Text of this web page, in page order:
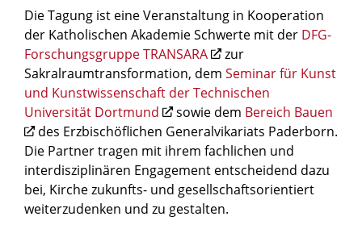
Die Tagung ist eine Veranstaltung in Kooperation
der Katholischen Akademie Schwerte mit der DFG-
Forschungsgruppe TRANSARA
zur
Sakralraumtransformation, dem Seminar für Kunst
und Kunstwissenschaft der Technischen
Universität Dortmund
sowie dem Bereich Bauen
des Erzbischöflichen Generalvikariats Paderborn.
Die Partner tragen mit ihrem fachlichen und
interdisziplinären Engagement entscheidend dazu
bei, Kirche zukunfts- und gesellschaftsorientiert
weiterzudenken und zu gestalten.